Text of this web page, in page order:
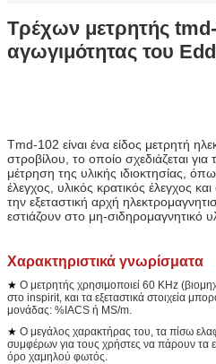
Τρέχων μετρητής
αγωγιμότητας του
Tmd-102 είναι ένα είδος μετρητή
στροβίλου, το οποίο σχεδιάζεται
μέτρηση της υλικής ιδιοκτησίας,
έλεγχος, υλικός κρατικός έλεγχος
την εξεταστική αρχή
εστιάζουν στο μη-σιδηρομαγνητικό
Χαρακτηριστικά γνωρίσματα
★ Ο μετρητής χρησιμοποιεί 60 KHz
στο inspirit, και τα εξεταστικά στοιχεία
μονάδας: %IACS ή MS/m.
★ Ο μεγάλος χαρακτήρας του, τα πίσω
συμφέρων για τους χρήστες να πάρουν τα
όρο χαμηλού φωτός.